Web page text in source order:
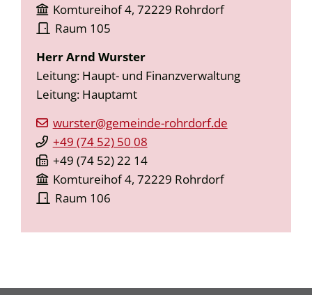
Komtureihof 4, 72229 Rohrdorf
Raum 105
HerrArnd Wurster
Leitung: Haupt- und Finanzverwaltung
Leitung: Hauptamt
wurster@gemeinde-rohrdorf.de
+49 (74 52) 50 08
+49 (74 52) 22 14
Komtureihof 4, 72229 Rohrdorf
Raum 106